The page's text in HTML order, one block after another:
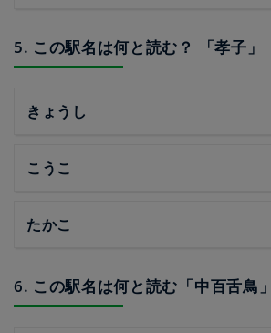
5. この駅名は何と読む？ 「孝子」
きょうし
こうこ
たかこ
6. この駅名は何と読む「中百舌鳥」